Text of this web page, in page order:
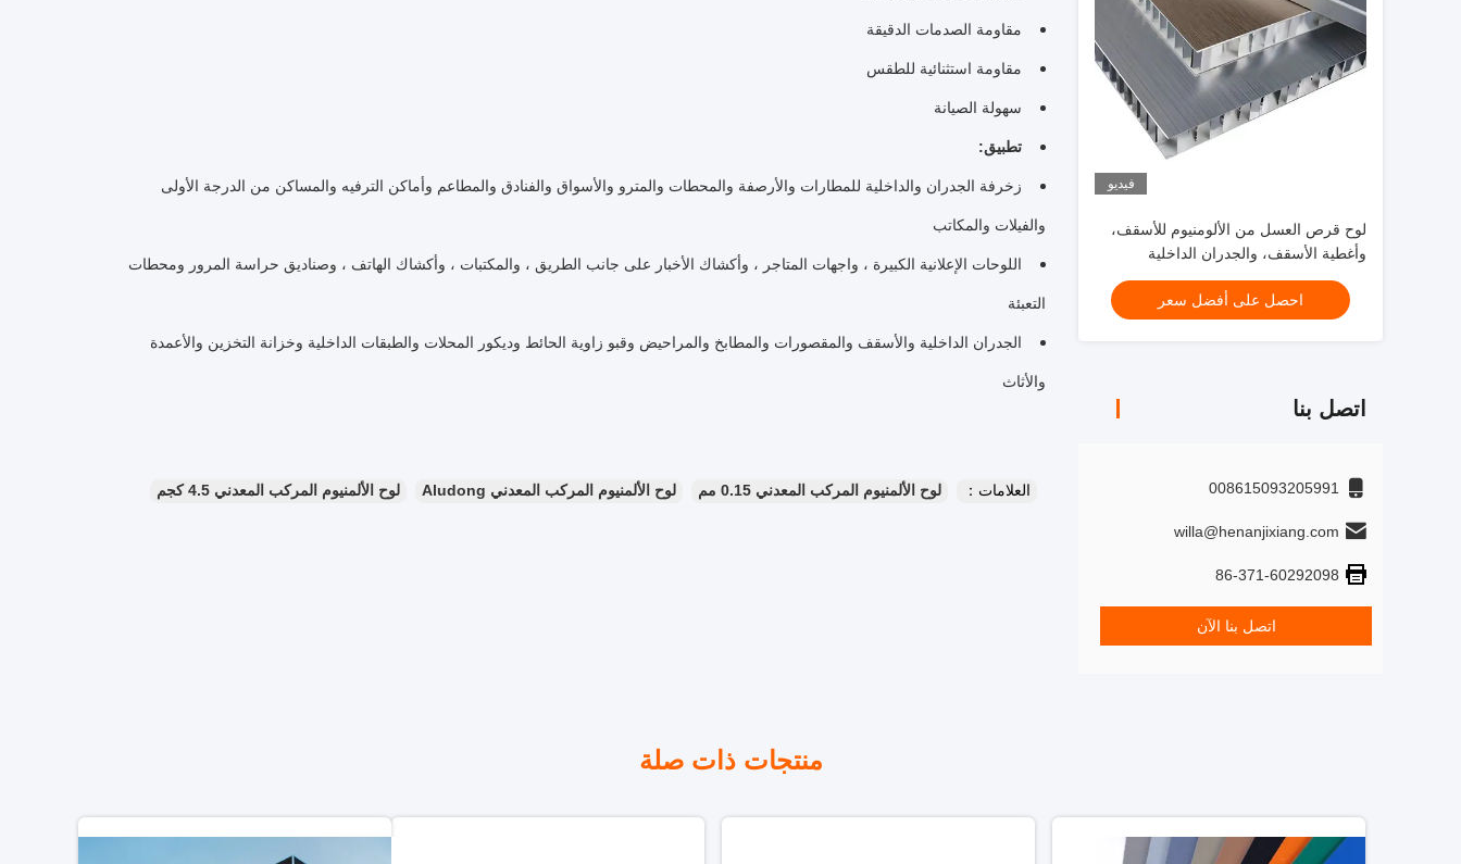
فيديو
لوح قرص العسل من الألومنيوم للأسقف،
وأغطية الأسقف، والجدران الداخلية
والخارجية، إلخ.
احصل على أفضل سعر
اتصل بنا
008615093205991
willa@henanjixiang.com
86-371-60292098
اتصل بنا الآن
مقاومة الصدمات الدقيقة
مقاومة استثنائية للطقس
سهولة الصيانة
تطبيق:
زخرفة الجدران والداخلية للمطارات والأرصفة والمحطات والمترو والأسواق والفنادق والمطاعم وأماكن الترفيه والمساكن من الدرجة الأولى
والفيلات والمكاتب
اللوحات الإعلانية الكبيرة ، واجهات المتاجر ، وأكشاك الأخبار على جانب الطريق ، والمكتبات ، وأكشاك الهاتف ، وصناديق حراسة المرور ومحطات
التعبئة
الجدران الداخلية والأسقف والمقصورات والمطابخ والمراحيض وقبو زاوية الحائط وديكور المحلات والطبقات الداخلية وخزانة التخزين والأعمدة
والأثاث
العلامات： لوح الألمنيوم المركب المعدني 0.15 مم لوح الألمنيوم المركب المعدني Aludong لوح الألمنيوم المركب المعدني 4.5 كجم
منتجات ذات صلة